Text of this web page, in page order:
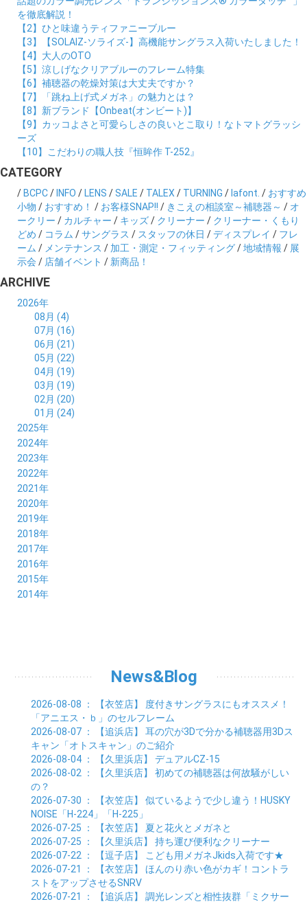
を徹底解説！
【2】ひと味違うティファニーブルー
【3】【SOLAIZ-ソライズ-】高機能サングラス入荷いたしました！
【4】大人のOTO
【5】涼しげなクリアブルーのフレーム特集
【6】補聴器の乾燥対策は大丈夫ですか？
【7】「跳ね上げ式メガネ」の魅力とは？
【8】新ブランド【Onbeat(オンビート)】
【9】カッコよさと可愛らしさの良いとこ取り！なトマトグラッシ
ーズ
【10】こだわりの職人技『恒眸作 T-252』
CATEGORY
/ BCPC/ INFO / LENS /SALE / TALEX/ TURNING / lafont. / おすすめ
小物 / おすすめ！ / お客様SNAP!! / きこえの相談室～補聴器～ / オ
ークリー / カルチャー / キッズ/ クリーナー / クリーナー・くもり
どめ / コラム /サングラス / スタッフの休日 /ディスプレイ / フレ
ーム / メンテナンス / 加工・測定・フィッティング/地域情報 / 展
示会 / 店舗イベント / 新商品！
ARCHIVE
2026年
08月 (4)
07月 (16)
06月 (21)
05月 (22)
04月 (19)
03月 (19)
02月 (20)
01月 (24)
2025年
12月 (14)
11月 (17)
10月 (21)
09月 (20)
08月 (20)
07月 (18)
06月 (22)
05月 (21)
04月 (19)
03月 (19)
02月 (19)
01月 (21)
2024年
12月 (19)
11月 (21)
10月 (23)
09月 (23)
08月 (20)
07月 (21)
06月 (22)
05月 (18)
04月 (26)
03月 (23)
02月 (29)
2023年
12月 (19)
11月 (19)
10月 (20)
09月 (22)
08月 (24)
07月 (26)
06月 (25)
05月 (28)
04月 (26)
03月 (30)
2022年
12月 (36)
11月 (16)
10月 (22)
09月 (20)
08月 (18)
07月 (21)
06月 (23)
05月 (25)
04月 (20)
2021年
12月 (18)
11月 (19)
10月 (20)
09月 (24)
08月 (35)
07月 (17)
06月 (25)
05月 (31)
2020年
12月 (19)
11月 (23)
10月 (24)
09月 (29)
08月 (26)
07月 (25)
06月 (21)
2019年
12月 (26)
11月 (21)
10月 (26)
09月 (26)
08月 (31)
07月 (22)
2018年
12月 (22)
11月 (28)
10月 (23)
09月 (27)
08月 (24)
01月 (24)
2017年
12月 (20)
11月 (22)
10月 (21)
02月 (20)
01月 (23)
2016年
12月 (26)
11月 (21)
05月 (24)
03月 (25)
02月 (30)
01月 (33)
2015年
12月 (36)
06月 (15)
04月 (9)
03月 (7)
02月 (7)
01月 (9)
2014年
News&Blog
2026-08-08 ： 【衣笠店】 度付きサングラスにもオススメ！
「アニエス・ｂ」のセルフレーム
2026-08-07 ： 【追浜店】 耳の穴が3Dで分かる補聴器用3Dス
キャン「オトスキャン」のご紹介
2026-08-04 ： 【久里浜店】 デュアルCZ-15
2026-08-02 ： 【久里浜店】 初めての補聴器は何故騒がしい
の？
2026-07-30 ： 【衣笠店】 似ているようで少し違う！HUSKY
NOISE「H-224」「H-225」
2026-07-25 ： 【衣笠店】 夏と花火とメガネと
2026-07-25 ： 【久里浜店】 持ち運び便利なクリーナー
2026-07-22 ： 【逗子店】 こども用メガネJkids入荷です★
2026-07-21
： 【衣笠店】 ほんのり赤い色がカギ！コントラ
ストをアップさせるSNRV
2026-07-21
： 【追浜店】 調光レンズと相性抜群「ミクサー